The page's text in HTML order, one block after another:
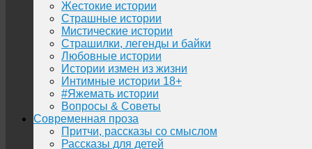
Жестокие истории
Страшные истории
Мистические истории
Страшилки, легенды и байки
Любовные истории
Истории измен из жизни
Интимные истории 18+
#Яжемать истории
Вопросы & Советы
Современная проза
Притчи, рассказы со смыслом
Рассказы для детей